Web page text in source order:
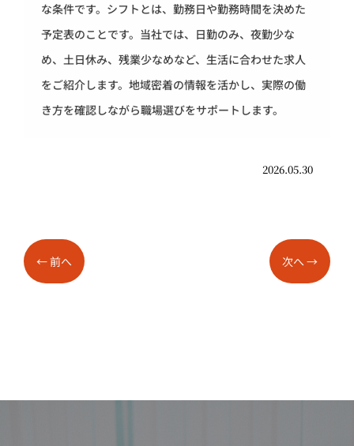
な条件です。シフトとは、勤務日や勤務時間を決めた
予定表のことです。当社では、日勤のみ、夜勤少な
め、土日休み、残業少なめなど、生活に合わせた求人
をご紹介します。地域密着の情報を活かし、実際の働
き方を確認しながら職場選びをサポートします。
2026.05.30
←前へ 次へ →